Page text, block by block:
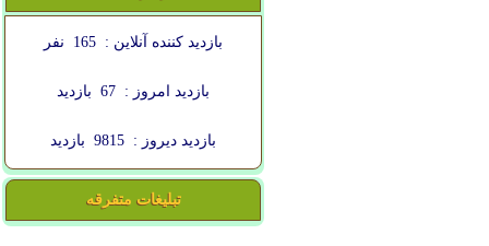
بازدید کننده آنلاین : 165 نفر
بازدید امروز : 67 بازدید
بازدید دیروز : 9815 بازدید
تبلیغات متفرقه